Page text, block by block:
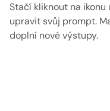
Stačí kliknout na
upravit svůj prompt.
doplní nové výstupy.